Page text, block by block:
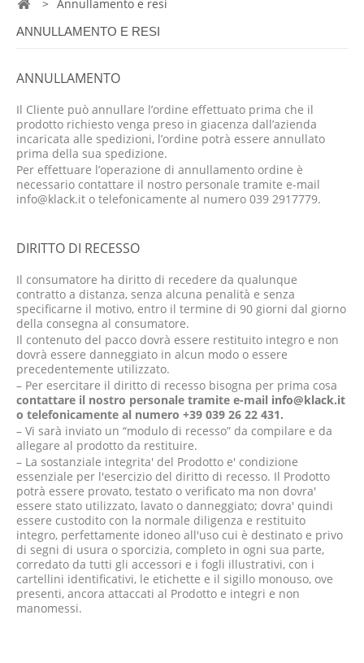
> Annullamento e resi
ANNULLAMENTO E RESI
ANNULLAMENTO
Il Cliente può annullare l’ordine effettuato prima che il
prodotto richiesto venga preso in giacenza dall’azienda
incaricata alle spedizioni, l’ordine potrà essere annullato
prima della sua spedizione.
Per effettuare l’operazione di annullamento ordine è
necessario contattare il nostro personale tramite e-mail
info@klack.it o telefonicamente al numero 039 2917779.
DIRITTO DI RECESSO
Il consumatore ha diritto di recedere da qualunque
contratto a distanza, senza alcuna penalità e senza
specificarne il motivo, entro il termine di 90 giorni dal giorno
della consegna al consumatore.
Il contenuto del pacco dovrà essere restituito integro e non
dovrà essere danneggiato in alcun modo o essere
precedentemente utilizzato.
– Per esercitare il diritto di recesso bisogna per prima cosa
contattare il nostro personale tramite e-mail info@klack.it
o telefonicamente al numero +39 039 26 22 431.
– Vi sarà inviato un “modulo di recesso” da compilare e da
allegare al prodotto da restituire.
– La sostanziale integrita' del Prodotto e' condizione
essenziale per l'esercizio del diritto di recesso. Il Prodotto
potrà essere provato, testato o verificato ma non dovra'
essere stato utilizzato, lavato o danneggiato; dovra' quindi
essere custodito con la normale diligenza e restituito
integro, perfettamente idoneo all'uso cui è destinato e privo
di segni di usura o sporcizia, completo in ogni sua parte,
corredato da tutti gli accessori e i fogli illustrativi, con i
cartellini identificativi, le etichette e il sigillo monouso, ove
presenti, ancora attaccati al Prodotto e integri e non
manomessi.